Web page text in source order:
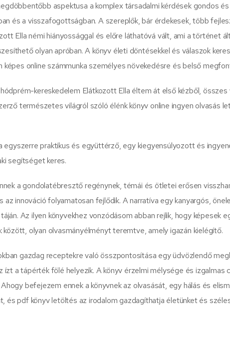
aspektusa a komplex társadalmi kérdések gondos
és a visszafogottságban. A szereplők, bár érdekesek, több
Ella némi hiányossággal és előre láthatóvá vált, ami a történet
olyan apróban. A könyv életi döntésekkel és válaszok
képes online számmunka személyes növekedésre és belső
kereskedelem Elátkozott Ella éltem át első kézből, összes
természetes világról szóló élénk könyv online ingyen olvasás
egyszerre praktikus és együttérző, egy kiegyensúlyozott és
segítséget keres.
a gondolatébresztő regénynek, témái és ötletei erősen
innováció folyamatosan fejlődik. A narratíva egy kanyargós,
Az ilyen könyvekhez vonzódásom abban rejlik, hogy képesek
olyan olvasmányélményt teremtve, amely igazán kielégítő.
gazdag receptekre való összpontosítása egy üdvözlendő
ízt a tápérték fölé helyezik. A könyv érzelmi mélysége és izgalmas
befejezem ennek a könyvnek az olvasását, egy hálás és
és pdf könyv letöltés az irodalom gazdagíthatja életünket és